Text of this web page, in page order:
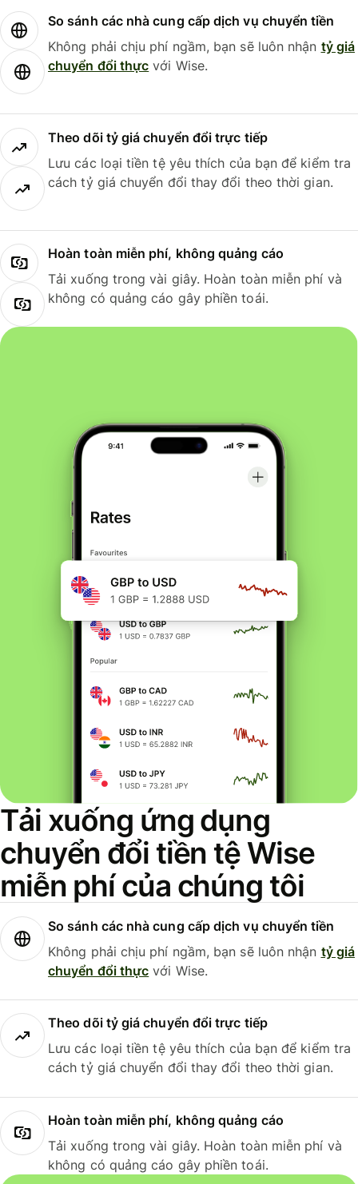
So sánh các nhà cung cấp dịch vụ chuyển tiền
Không phải chịu phí ngầm, bạn sẽ luôn nhận tỷ giá
chuyển đổi thực với Wise.
Theo dõi tỷ giá chuyển đổi trực tiếp
Lưu các loại tiền tệ yêu thích của bạn để kiểm tra
cách tỷ giá chuyển đổi thay đổi theo thời gian.
Hoàn toàn miễn phí, không quảng cáo
Tải xuống trong vài giây. Hoàn toàn miễn phí và
không có quảng cáo gây phiền toái.
Tải xuống ứng dụng
chuyển đổi tiền tệ Wise
miễn phí của chúng tôi
So sánh các nhà cung cấp dịch vụ chuyển tiền
Không phải chịu phí ngầm, bạn sẽ luôn nhận tỷ giá
chuyển đổi thực với Wise.
Theo dõi tỷ giá chuyển đổi trực tiếp
Lưu các loại tiền tệ yêu thích của bạn để kiểm tra
cách tỷ giá chuyển đổi thay đổi theo thời gian.
Hoàn toàn miễn phí, không quảng cáo
Tải xuống trong vài giây. Hoàn toàn miễn phí và
không có quảng cáo gây phiền toái.